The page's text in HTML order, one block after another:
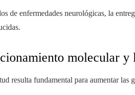
de enfermedades neurológicas, la
molecular y
resulta fundamental para aumentar las